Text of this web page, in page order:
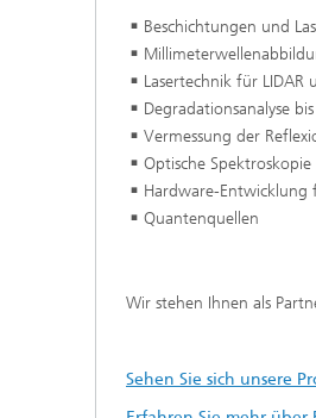
Beschichtungen und
Lasertechnik für
Degradationsanalyse
Vermessung der
Optische Spektroskopie
Hardware-Entwicklung
Quantenquellen
Wir stehen Ihnen als
Sehen Sie sich unsere